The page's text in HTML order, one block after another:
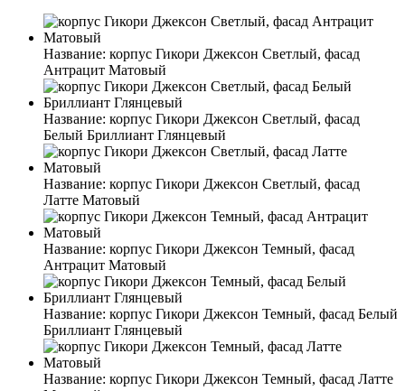
Название: корпус Гикори Джексон Светлый, фасад
Антрацит Матовый
Название: корпус Гикори Джексон Светлый, фасад
Белый Бриллиант Глянцевый
Название: корпус Гикори Джексон Светлый, фасад
Латте Матовый
Название: корпус Гикори Джексон Темный, фасад
Антрацит Матовый
Название: корпус Гикори Джексон Темный, фасад Белый
Бриллиант Глянцевый
Название: корпус Гикори Джексон Темный, фасад Латте